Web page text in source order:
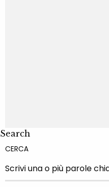
Search
CERCA